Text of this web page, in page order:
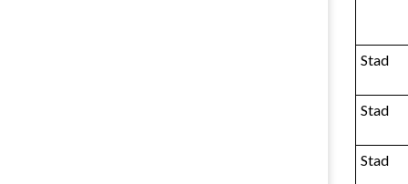
Stad
Stad
Stad